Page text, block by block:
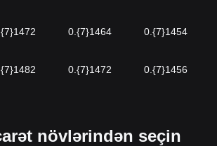
0.{7}1464 0.{7}1454
0.{7}1472 0.{7}1456
növlərindən seçin